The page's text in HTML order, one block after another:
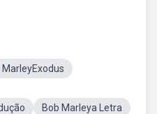
MarleyExodus
Bob Marleya Letra